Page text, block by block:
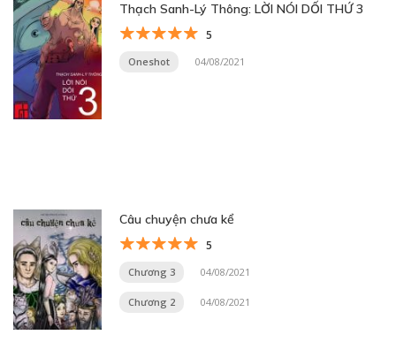
Thạch Sanh-Lý Thông: LỜI NÓI DỐI THỨ 3
5
Oneshot 04/08/2021
Câu chuyện chưa kể
5
Chương 3 04/08/2021
Chương 2 04/08/2021